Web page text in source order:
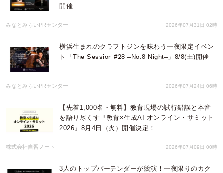
開催
みなとみらいPRセンター 2026年07月31日 02時
横浜生まれのクラフトジンを味わう一夜限定イベン
ト「The Session #28 –No.8 Night–」8/8(土)開催
みなとみらいPRセンター 2026年07月24日 06時
【先着1,000名・無料】教育現場の試行錯誤と本音
を語り尽くす『教育×生成AI オンライン・サミット
2026』8月4日（火）開催決定！
株式会社自習ノート 2026年07月09日 00時
3人のトップバーテンダーが競演！一夜限りのカク